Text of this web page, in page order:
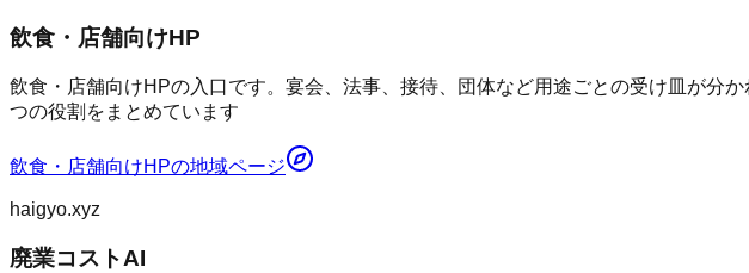
飲食・店舗向けHP
飲食・店舗向けHPの入口です。宴会、法事、接待、団体など用途ごとの受け皿が分
つの役割をまとめています
飲食・店舗向けHPの地域ページ
haigyo.xyz
廃業コストAI